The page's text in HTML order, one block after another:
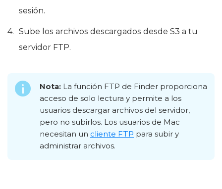
sesión.
Sube los archivos descargados desde S3 a tu
servidor FTP.
Nota: La función FTP de Finder proporciona
acceso de solo lectura y permite a los
usuarios descargar archivos del servidor,
pero no subirlos. Los usuarios de Mac
necesitan un cliente FTP para subir y
administrar archivos.